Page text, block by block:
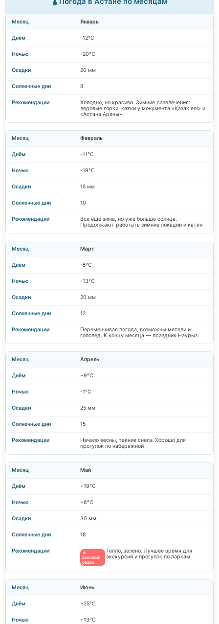
Январь
-12°C
-20°C
20 мм
8
Холодно, но красиво. Зимние развлечения:
ледовые горки, катки у монумента «Қазақ елі» и
«Астана Арены»
Февраль
-11°C
-19°C
15 мм
10
Всё ещё зима, но уже больше солнца.
Продолжают работать зимние локации и катки
Март
-5°C
-13°C
20 мм
12
Переменчивая погода, возможны метели и
гололед. К концу месяца — праздник Наурыз
Апрель
+9°C
-1°C
25 мм
15
Начало весны, таяние снега. Хорошо для
прогулок по набережной
Май
+19°C
+8°C
30 мм
18
🔥
высокий
сезон
Тепло, зелено. Лучшее время для
экскурсий и прогулок по паркам
Июнь
+25°C
+13°C